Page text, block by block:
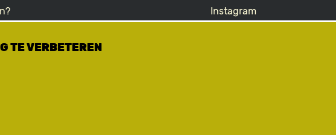
Instagram
TE VERBETEREN